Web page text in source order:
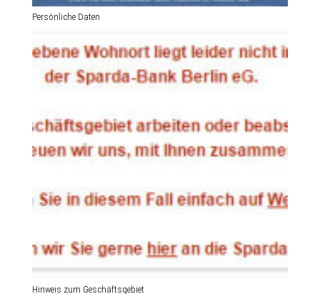
Persönliche Daten
Hinweis zum Geschäftsgebiet